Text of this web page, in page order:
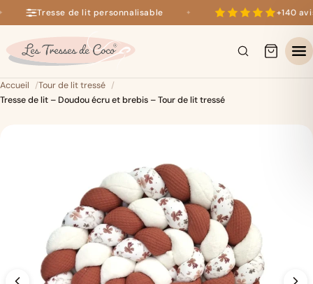
+140 avis 5 étoiles sur Google
Tresse de lit personnalisable +140
Accueil
Tour de lit tressé
Tresse de lit – Doudou écru et brebis – Tour de lit tressé